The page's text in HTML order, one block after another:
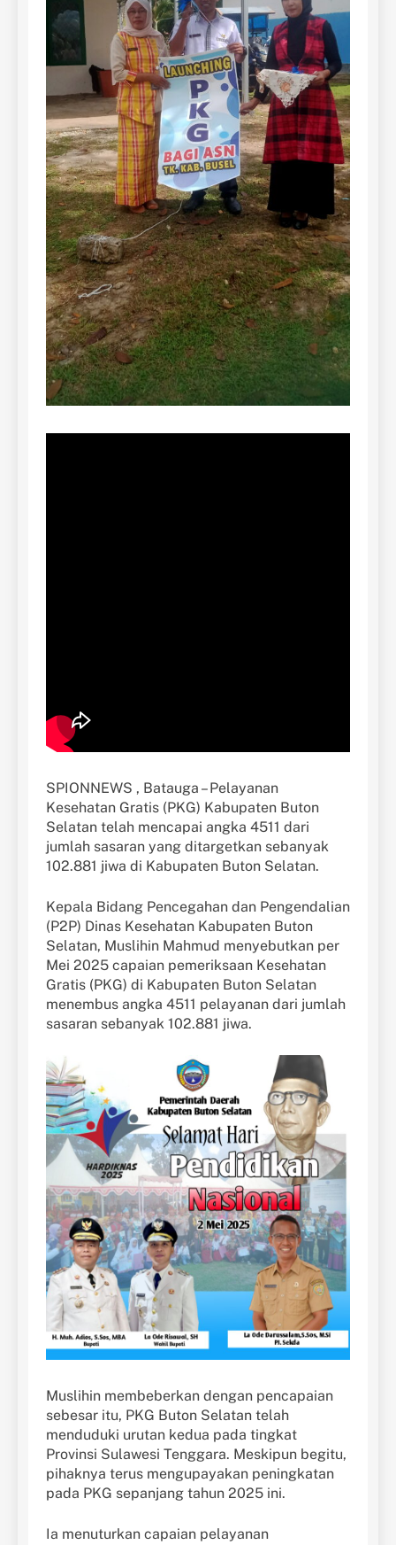
SPIONNEWS , Batauga – Pelayanan
Kesehatan Gratis (PKG) Kabupaten Buton
Selatan telah mencapai angka 4511 dari
jumlah sasaran yang ditargetkan sebanyak
102.881 jiwa di Kabupaten Buton Selatan.
Kepala Bidang Pencegahan dan Pengendalian
(P2P) Dinas Kesehatan Kabupaten Buton
Selatan, Muslihin Mahmud menyebutkan per
Mei 2025 capaian pemeriksaan Kesehatan
Gratis (PKG) di Kabupaten Buton Selatan
menembus angka 4511 pelayanan dari jumlah
sasaran sebanyak 102.881 jiwa.
Muslihin membeberkan dengan pencapaian
sebesar itu, PKG Buton Selatan telah
menduduki urutan kedua pada tingkat
Provinsi Sulawesi Tenggara. Meskipun begitu,
pihaknya terus mengupayakan peningkatan
pada PKG sepanjang tahun 2025 ini.
Ia menuturkan capaian pelayanan